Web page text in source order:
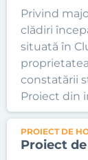
Privind
clădiri
situată în
constatării
Proiect din
PROIECT DE
Proiect